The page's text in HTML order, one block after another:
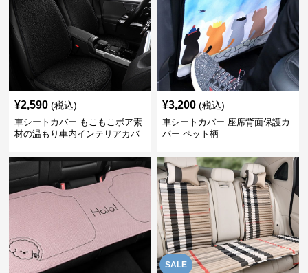
¥2,590 (税込)
車シートカバー もこもこボア素
材の温もり車内インテリアカバ
¥3,200 (税込)
車シートカバー 座席背面保護カ
バー ペット柄
SALE